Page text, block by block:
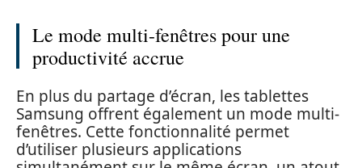
Le mode multi-fenêtres pour une
productivité accrue
En plus du partage d’écran, les tablettes
Samsung offrent également un mode multi-
fenêtres. Cette fonctionnalité permet
d’utiliser plusieurs applications